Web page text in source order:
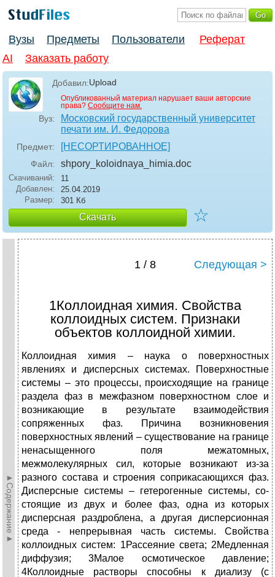
Вузы Предметы Пользователи
Реферат
AI
Заказать работу
Добавил:Upload
Опубликованный материал нарушает ваши авторские
права? Сообщите нам.
Вуз:
Московский государственный университет
печати им. И. Федорова
Предмет: [НЕСОРТИРОВАННОЕ]
Файл: shpory_koloidnaya_himia.doc
Скачиваний:
11
Добавлен:
25.04.2019
Размер:
301 Кб
Скачать ☆
►Содержание►
1 / 8 Следующая >
1Коллоидная химия. Свой­ства
коллоидных систем. Признаки
объектов колло­идной химии.
Коллоидная химия – наука о поверхностных
явлениях и дисперсных системах. По­верхностные
системы – это процессы, происходящие на границе
раздела фаз в межфаз­ном поверхностном слое и
возникающие в результате взаимодействия
сопряженных фаз. Причина возникновения
поверхностных явлений – существование на границе
ненасыщенного поля межатомных,
межмолекулярных сил, которые возникают из-за
разного состава и строения соприкасающихся фаз.
Дисперсные системы – гетерогенные системы, со­
стоящие из двух и более фаз, одна из которых
дисперсная раздроблена, а другая дис­персионная
среда - непрерывная часть системы. Свойства
коллоидных систем: 1Рассеяние света; 2Медленная
диффузия; 3Малое осмотическое давление;
4Коллоидные растворы спо­собны к диализу (с